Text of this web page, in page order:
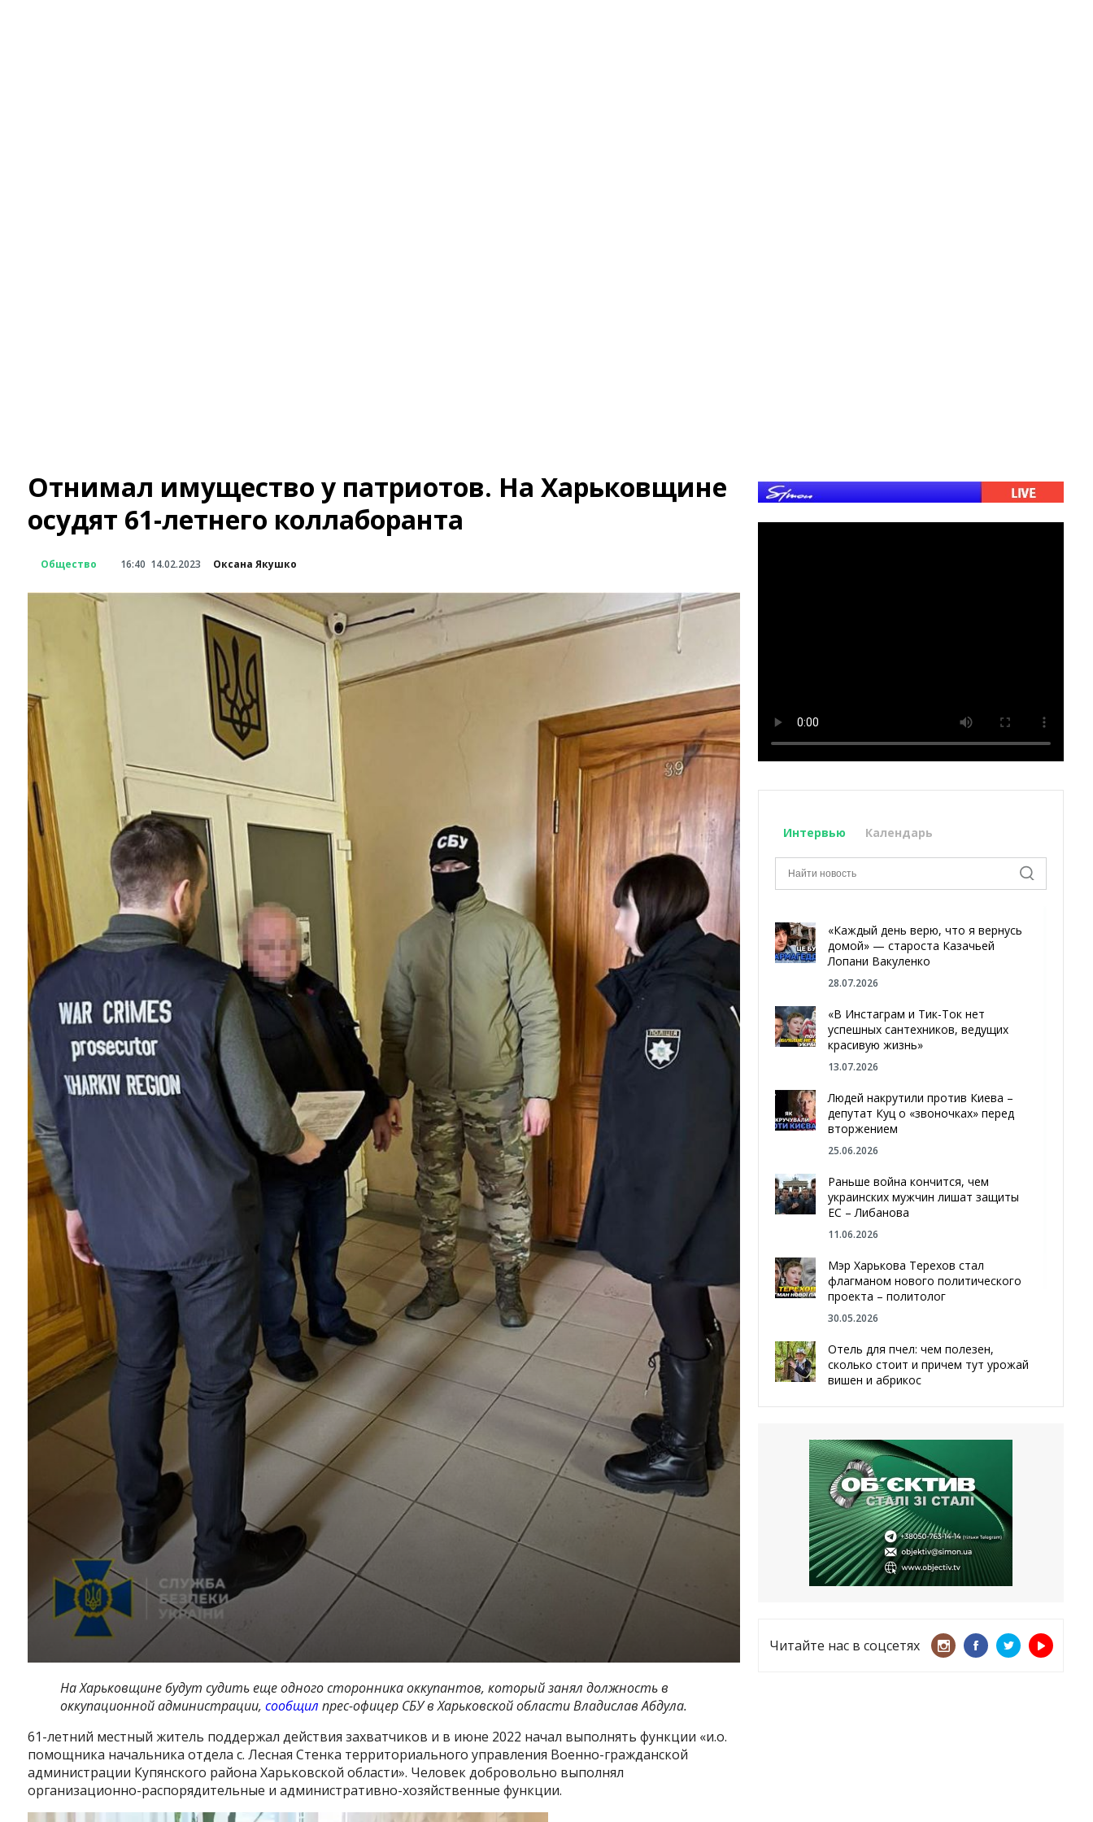
Отнимал имущество у патриотов. На Харьковщине
осудят 61-летнего коллаборанта
Общество 16:40 14.02.2023 Оксана Якушко
На Харьковщине будут судить еще одного сторонника оккупантов, который занял должность в
оккупационной администрации, сообщил прес-офицер СБУ в Харьковской области Владислав Абдула.
61-летний местный житель поддержал действия захватчиков и в июне 2022 начал выполнять функции «и.о.
помощника начальника отдела с. Лесная Стенка территориального управления Военно-гражданской
администрации Купянского района Харьковской области». Человек добровольно выполнял
организационно-распорядительные и административно-хозяйственные функции.
Интервью Календарь
«Каждый день верю, что я вернусь
домой» — староста Казачьей
Лопани Вакуленко
28.07.2026
«В Инстаграм и Тик-Ток нет
успешных сантехников, ведущих
красивую жизнь»
13.07.2026
Людей накрутили против Киева –
депутат Куц о «звоночках» перед
вторжением
25.06.2026
Раньше война кончится, чем
украинских мужчин лишат защиты
ЕС – Либанова
11.06.2026
Мэр Харькова Терехов стал
флагманом нового политического
проекта – политолог
30.05.2026
Отель для пчел: чем полезен,
сколько стоит и причем тут урожай
вишен и абрикос
Чугуева, города, который устоял,
несмотря ни на что
21.05.2026
«ТЦК нарушает закон? Пусть
платят!» Как благодаря штрафу
женщину сняли с учета
15.05.2026
Читайте нас в соцсетях
InstagramFacebookTwitterYoutube